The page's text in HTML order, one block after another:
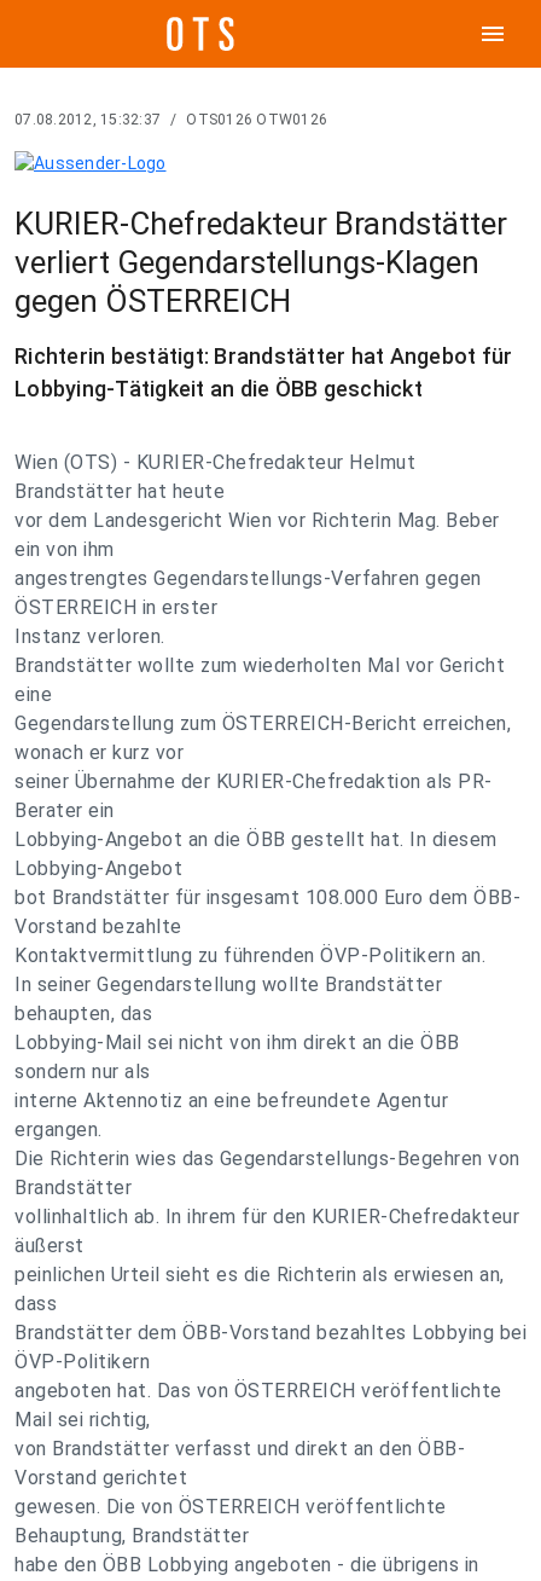
menu
07.08.2012, 15:32:37 / OTS0126 OTW0126
KURIER-Chefredakteur Brandstätter
verliert Gegendarstellungs-Klagen
gegen ÖSTERREICH
Richterin bestätigt: Brandstätter hat Angebot für
Lobbying-Tätigkeit an die ÖBB geschickt
Wien (OTS) - KURIER-Chefredakteur Helmut
Brandstätter hat heute
vor dem Landesgericht Wien vor Richterin Mag. Beber
ein von ihm
angestrengtes Gegendarstellungs-Verfahren gegen
ÖSTERREICH in erster
Instanz verloren.
Brandstätter wollte zum wiederholten Mal vor Gericht
eine
Gegendarstellung zum ÖSTERREICH-Bericht erreichen,
wonach er kurz vor
seiner Übernahme der KURIER-Chefredaktion als PR-
Berater ein
Lobbying-Angebot an die ÖBB gestellt hat. In diesem
Lobbying-Angebot
bot Brandstätter für insgesamt 108.000 Euro dem ÖBB-
Vorstand bezahlte
Kontaktvermittlung zu führenden ÖVP-Politikern an.
In seiner Gegendarstellung wollte Brandstätter
behaupten, das
Lobbying-Mail sei nicht von ihm direkt an die ÖBB
sondern nur als
interne Aktennotiz an eine befreundete Agentur
ergangen.
Die Richterin wies das Gegendarstellungs-Begehren von
Brandstätter
vollinhaltlich ab. In ihrem für den KURIER-Chefredakteur
äußerst
peinlichen Urteil sieht es die Richterin als erwiesen an,
dass
Brandstätter dem ÖBB-Vorstand bezahltes Lobbying bei
ÖVP-Politikern
angeboten hat. Das von ÖSTERREICH veröffentlichte
Mail sei richtig,
von Brandstätter verfasst und direkt an den ÖBB-
Vorstand gerichtet
gewesen. Die von ÖSTERREICH veröffentlichte
Behauptung, Brandstätter
habe den ÖBB Lobbying angeboten - die übrigens in